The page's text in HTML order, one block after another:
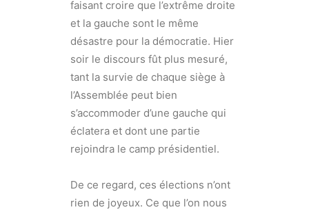
faisant croire que l’extrême droite
et la gauche sont le même
désastre pour la démocratie. Hier
soir le discours fût plus mesuré,
tant la survie de chaque siège à
l’Assemblée peut bien
s’accommoder d’une gauche qui
éclatera et dont une partie
rejoindra le camp présidentiel.
De ce regard, ces élections n’ont
rien de joyeux. Ce que l’on nous